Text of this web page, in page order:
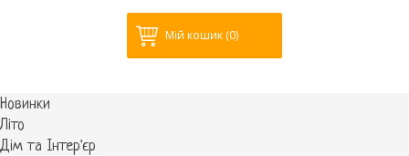
Мій кошик (0)
Новинки
Літо
Дім та Інтер'єр